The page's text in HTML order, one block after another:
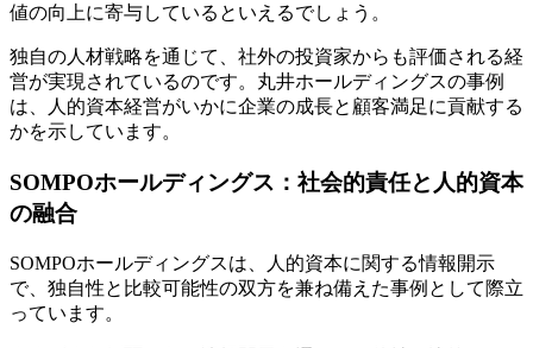
値の向上に寄与しているといえるでしょう。
独自の人材戦略を通じて、社外の投資家からも評価される経
営が実現されているのです。丸井ホールディングスの事例
は、人的資本経営がいかに企業の成長と顧客満足に貢献する
かを示しています。
SOMPOホールディングス：社会的責任と人的資本
の融合
SOMPOホールディングスは、人的資本に関する情報開示
で、独自性と比較可能性の双方を兼ね備えた事例として際立
っています。